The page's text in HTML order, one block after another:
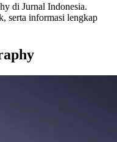
di Jurnal Indonesia.
serta informasi lengkap